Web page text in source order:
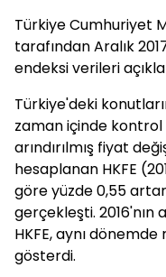
Türkiye Cumhuriyet
tarafından Aralık
endeksi verileri
Türkiye'deki
zaman içinde
arındırılmış fiyat
hesaplanan HKFE
göre yüzde 0,55
gerçekleşti. 2016'nın
HKFE, aynı
gösterdi.